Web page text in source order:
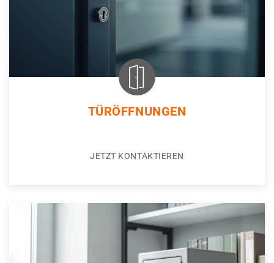
TÜRÖFFNUNGEN
JETZT KONTAKTIEREN